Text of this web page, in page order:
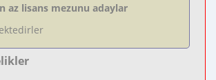
az lisans mezunu adaylar